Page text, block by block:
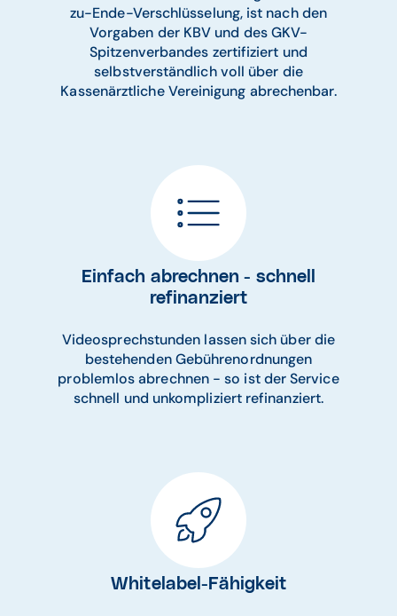
zu-Ende-Verschlüsselung, ist nach den
Vorgaben der KBV und des GKV-
Spitzenverbandes zertifiziert und
selbstverständlich voll über die
Kassenärztliche Vereinigung abrechenbar.
Einfach abrechnen - schnell
refinanziert
Videosprechstunden lassen sich über die
bestehenden Gebührenordnungen
problemlos abrechnen - so ist der Service
schnell und unkompliziert refinanziert.
Whitelabel-Fähigkeit